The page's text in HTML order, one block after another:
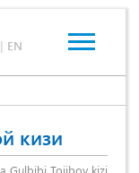
| EN
кизи
Gulbibi Tojiboy kizi